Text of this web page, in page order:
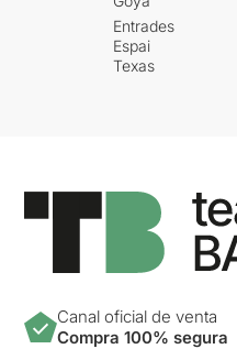
Entrades
Espai
Texas
Canal oficial de venta
Compra 100% segura